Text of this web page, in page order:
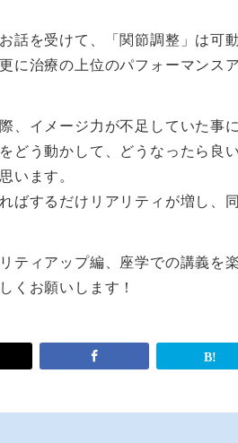
話を受けて、「関節調整」は可
に治療の上位のパフォーマンス
、イメージ力が不足していた事
どう動かして、どうなったら良
います。
ばするだけリアリティが増し、
ティアップ編、座学での講義を
くお願いします！